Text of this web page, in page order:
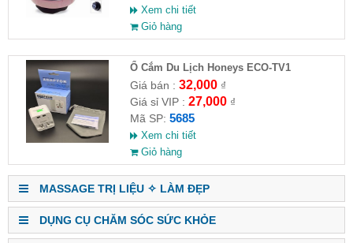
Xem chi tiết
Giỏ hàng
Ổ Cắm Du Lịch Honeys ECO-TV1
Giá bán : 32,000₫
Giá sỉ VIP : 27,000₫
Mã SP: 5685
Xem chi tiết
Giỏ hàng
MASSAGE TRỊ LIỆU ✧ LÀM ĐẸP
DỤNG CỤ CHĂM SÓC SỨC KHỎE